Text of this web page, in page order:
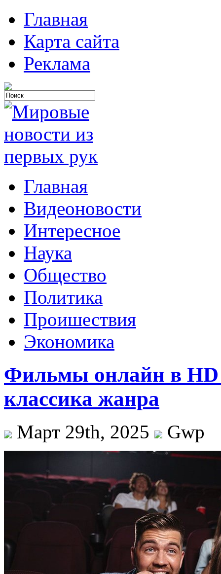
Главная
Карта сайта
Реклама
Главная
Видеоновости
Интересное
Наука
Общество
Политика
Проишествия
Экономика
Фильмы онлайн в HD
классика жанра
Март 29th, 2025 Gwp